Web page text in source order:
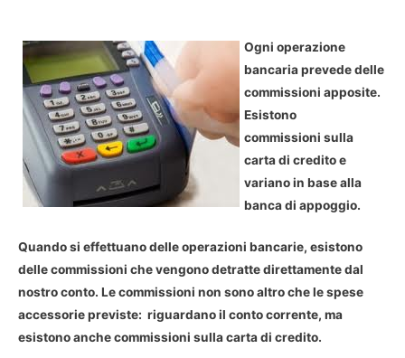
Ogni operazione
bancaria prevede delle
commissioni apposite.
Esistono
commissioni sulla
carta di credito e
variano in base alla
banca di appoggio.
Quando si effettuano delle operazioni bancarie, esistono
delle commissioni che vengono detratte direttamente dal
nostro conto. Le commissioni non sono altro che le spese
accessorie previste: riguardano il conto corrente, ma
esistono anche commissioni sulla carta di credito.